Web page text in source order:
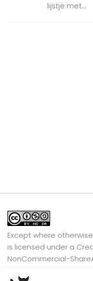
lijstje met...
Except where
is licensed under a
NonCommercial-